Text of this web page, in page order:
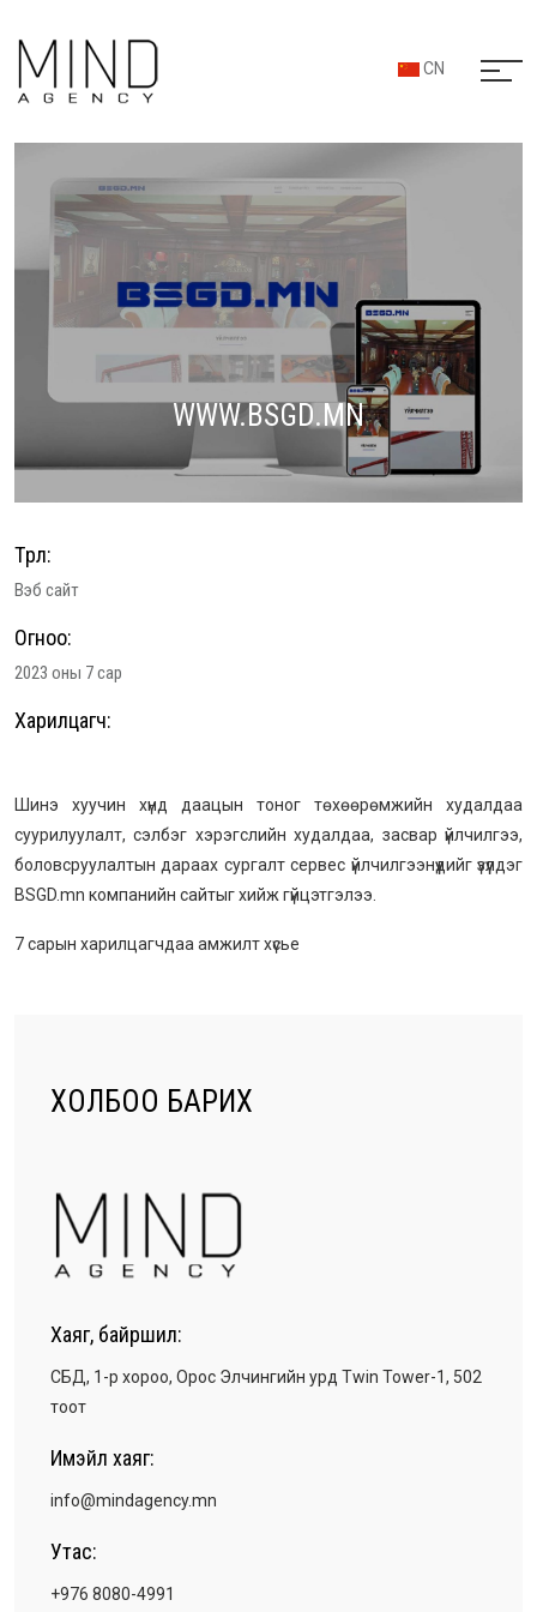
CN
WWW.BSGD.MN
Төрөл:
Вэб сайт
Огноо:
2023 оны 7 сар
Харилцагч:
Шинэ хуучин хүнд даацын тоног төхөөрөмжийн худалдаа
суурилуулалт, сэлбэг хэрэгслийн худалдаа, засвар үйлчилгээ,
боловсруулалтын дараах сургалт сервес үйлчилгээнүүдийг үзүүлдэг
BSGD.mn компанийн сайтыг хийж гүйцэтгэлээ.
7 сарын харилцагчдаа амжилт хүсье
ХОЛБОО БАРИХ
Хаяг, байршил:
СБД, 1-р хороо, Орос Элчингийн урд Twin Tower-1, 502
тоот
Имэйл хаяг:
info@mindagency.mn
Утас:
+976 8080-4991